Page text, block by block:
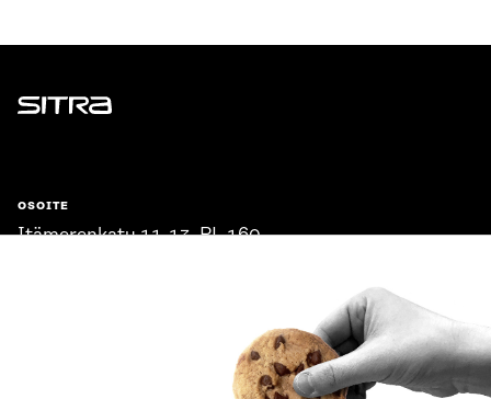
Sitra
OSOITE
Itämerenkatu 11-13, PL 160,